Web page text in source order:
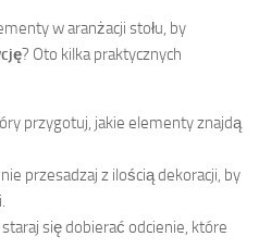
w aranżacji stołu, by
? Oto kilka praktycznych
przygotuj, jakie elementy znajdą
przesadzaj z ilością dekoracji, by
się dobierać odcienie, które